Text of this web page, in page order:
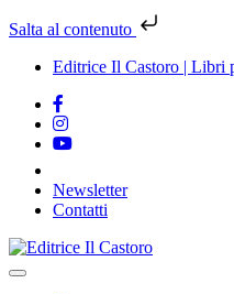
Salta al contenuto
Editrice Il Castoro | Libri
Newsletter
Contatti
Vai
al